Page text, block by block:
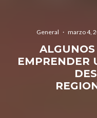
General · marzo 4,
ALGUNOS
EMPRENDER